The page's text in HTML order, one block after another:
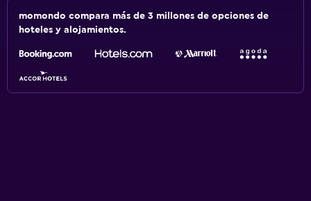
momondo compara más de 3 millones de opciones de
hoteles y alojamientos.